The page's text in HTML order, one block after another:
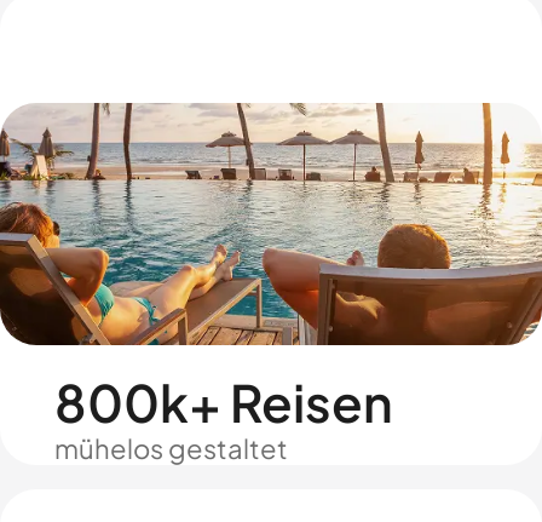
800k+ Reisen
mühelos gestaltet